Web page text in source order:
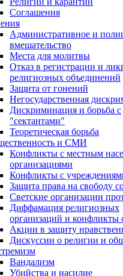
Соглашения
Административное и
вмешательство
Места для молитвы
Отказ в регистрации и
религиозных объединений
Защита от гонений
Негосударственная
Дискриминация и борьба с
"сектантами"
Теоретическая борьба
и СМИ
Конфликты с местным
организациями
Конфликты с
Защита права на свободу
Светские организации
Диффамация религиозных
организаций и
Акции в защиту
Дискуссии о религии и
Вандализм
Убийства и насилие